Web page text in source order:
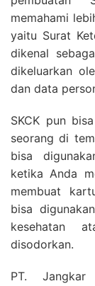
memahami
yaitu Surat
dikenal
dikeluarkan
dan data
SKCK pun
seorang di
bisa
ketika Anda
membuat
bisa
kesehatan
disodorkan.
PT.